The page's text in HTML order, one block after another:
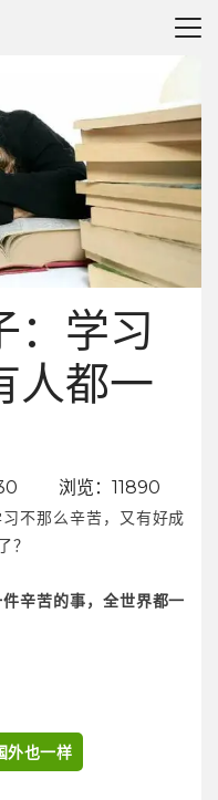
：学习
人都一
浏览：11890
不那么辛苦，又有好成
？
辛苦的事，全世界都一
外也一样